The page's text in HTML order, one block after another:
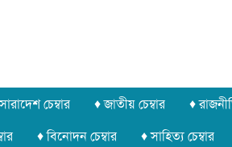
চেম্বার ♦ জাতীয় চেম্বার ♦
♦ বিনোদন চেম্বার ♦ সাহিত্য চেম্বার